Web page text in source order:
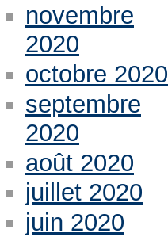
novembre
2020
octobre 2020
septembre
2020
août 2020
juillet 2020
juin 2020